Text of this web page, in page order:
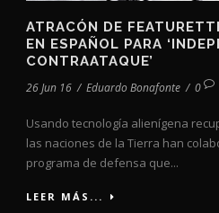
ATRACÓN DE
EN ESPAÑOL PARA
CONTRAATAQUE’
26 Jun 16 / Eduardo Bonafonte / 0
Usando tecnología alienígena
las naciones de la Tierra han
programa de defensa que...
LEER MÁS...